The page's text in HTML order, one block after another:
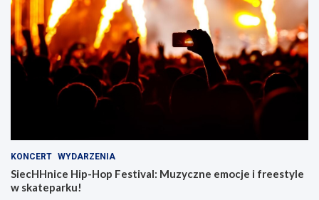
KONCERT WYDARZENIA
SiecHHnice Hip-Hop Festival: Muzyczne emocje i freestyle
w skateparku!